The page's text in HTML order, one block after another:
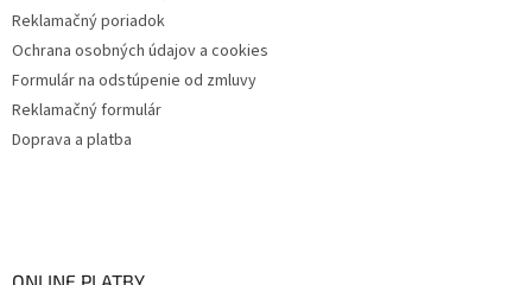
Reklamačný poriadok
Ochrana osobných údajov a cookies
Formulár na odstúpenie od zmluvy
Reklamačný formulár
Doprava a platba